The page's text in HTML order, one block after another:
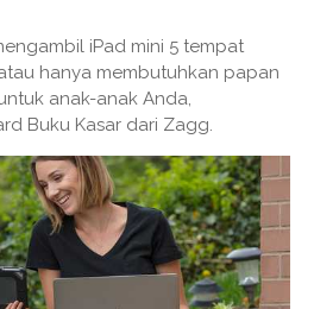
iPad mini 5 tempat
hanya membutuhkan papan
anak-anak Anda,
Buku Kasar dari Zagg.